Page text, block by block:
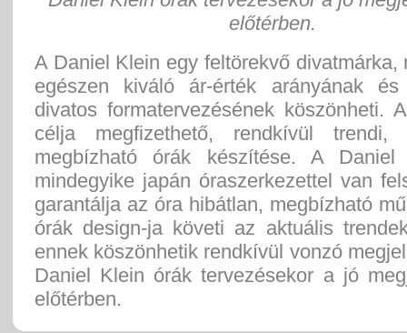
előtérben.
A Daniel Klein egy feltörekvő divatmárka,
egészen kiváló ár-érték arányának és
divatos formatervezésének köszönheti.
célja megfizethető, rendkívül trendi,
megbízható órák készítése. A
mindegyike japán óraszerkezettel van
garantálja az óra hibátlan, megbízható
órák design-ja követi az aktuális
ennek köszönhetik rendkívül vonzó
Daniel Klein órák tervezésekor a jó
előtérben.